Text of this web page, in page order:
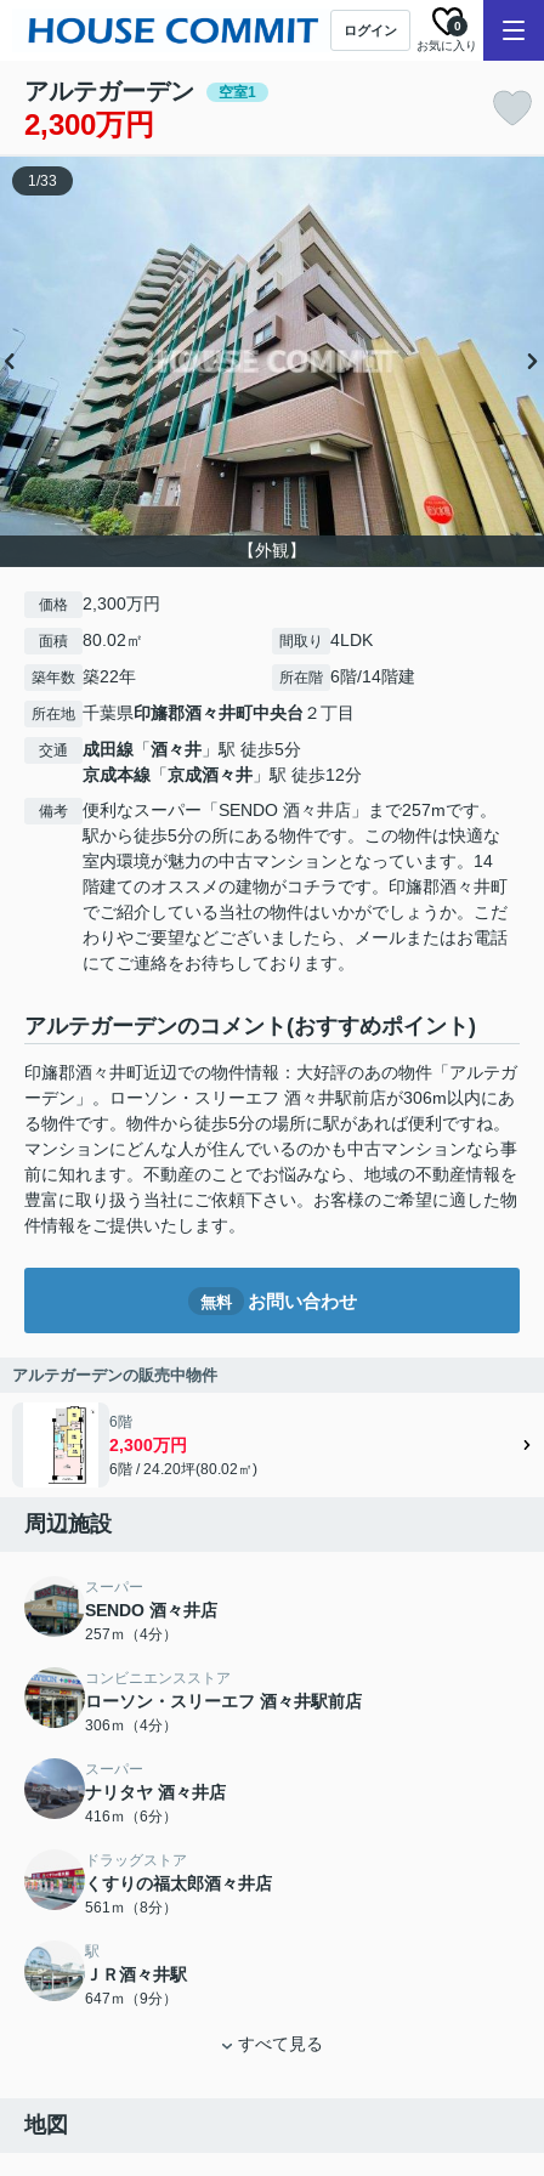
ログイン
お気に入り
0
アルテガーデン 空室1
2,300万円
【外観】
1/33
価格 2,300万円
面積 80.02㎡ 間取り 4LDK
築年数 築22年 所在階 6階/14階建
所在地 千葉県印旛郡酒々井町中央台 ２丁目
交通 成田線 「酒々井 」駅 徒歩5分
京成本線 「京成酒々井 」駅 徒歩12分
備考
便利なスーパー「SENDO 酒々井店」まで257mです。
駅から徒歩5分の所にある物件です。この物件は快適な
室内環境が魅力の中古マンションとなっています。14
階建てのオススメの建物がコチラです。印旛郡酒々井町
でご紹介している当社の物件はいかがでしょうか。こだ
わりやご要望などございましたら、メールまたはお電話
にてご連絡をお待ちしております。
アルテガーデンのコメント(おすすめポイント)
印旛郡酒々井町近辺での物件情報：大好評のあの物件「アルテガ
ーデン」。ローソン・スリーエフ 酒々井駅前店が306m以内にあ
る物件です。物件から徒歩5分の場所に駅があれば便利ですね。
マンションにどんな人が住んでいるのかも中古マンションなら事
前に知れます。不動産のことでお悩みなら、地域の不動産情報を
豊富に取り扱う当社にご依頼下さい。お客様のご希望に適した物
件情報をご提供いたします。
無料 お問い合わせ
アルテガーデンの販売中物件
6階
2,300万円
6階 / 24.20坪(80.02㎡)
周辺施設
スーパー
SENDO 酒々井店
257ｍ（4分）
コンビニエンスストア
ローソン・スリーエフ 酒々井駅前店
306ｍ（4分）
スーパー
ナリタヤ 酒々井店
416ｍ（6分）
ドラッグストア
くすりの福太郎酒々井店
561ｍ（8分）
駅
ＪＲ酒々井駅
647ｍ（9分）
すべて見る
地図